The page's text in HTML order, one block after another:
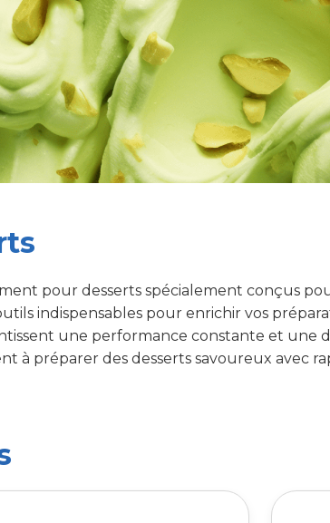
pour desserts spécialement conçus
indispensables pour enrichir vos
une performance constante et
à préparer des desserts savoureux avec